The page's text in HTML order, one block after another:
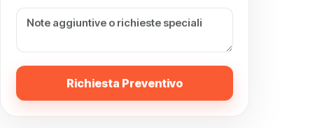
Richiesta Preventivo